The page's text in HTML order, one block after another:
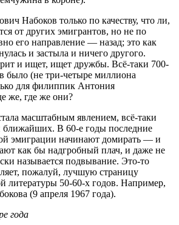
Набоков только по качеству, что ли,
от других эмигрантов, но не по
его направление — назад; это как
и застыла и ничего другого.
и ищет, ищет дружбы. Всё-таки 700-
было (не три-четыре миллиона
для филиппик Антония
же, где же они?
масштабным явлением, всё-таки
ближайших. В 60‑е годы последние
эмиграции начинают домирать — и
как бы надгробный плач, и даже не
называется подвывание. Это-то
пожалуй, лучшую страницу
литературы 50‑60‑х годов. Например,
(9 апреля 1967 года).
года